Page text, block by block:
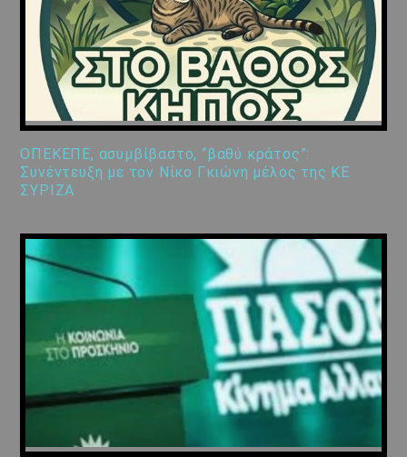
ΟΠΕΚΕΠΕ, ασυμβίβαστο, “βαθύ κράτος”:
Συνέντευξη με τον Νίκο Γκιώνη μέλος της ΚΕ
ΣΥΡΙΖΑ